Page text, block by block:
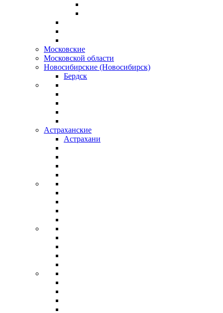
Московские
Московской области
Новосибирские (Новосибирск)
Бердск
Астраханские
Астрахани